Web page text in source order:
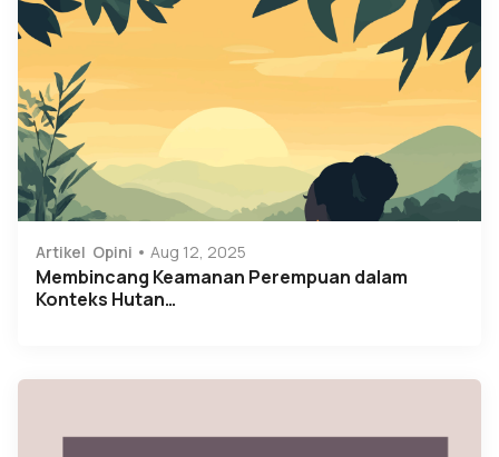
Artikel Opini Aug 12, 2025
Membincang Keamanan Perempuan dalam
Konteks Hutan…